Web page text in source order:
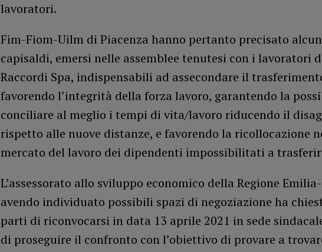
lavoratori.
Fim-Fiom-Uilm di Piacenza hanno pertanto precisato
capisaldi, emersi nelle assemblee tenutesi con i lavoratori
Raccordi Spa, indispensabili ad assecondare il
favorendo l’integrità della forza lavoro, garantendo la
conciliare al meglio i tempi di vita/lavoro riducendo il
rispetto alle nuove distanze, e favorendo la ricollocazione
mercato del lavoro dei dipendenti impossibilitati a
L’assessorato allo sviluppo economico della Regione
avendo individuato possibili spazi di negoziazione ha
parti di riconvocarsi in data 13 aprile 2021 in sede
di proseguire il confronto con l’obiettivo di provare a